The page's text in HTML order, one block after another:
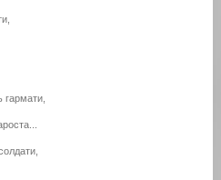
гармати,